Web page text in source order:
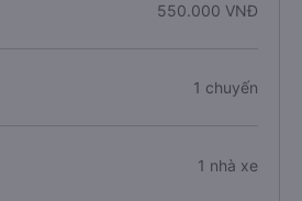
550.000 VNĐ
1 chuyến
1 nhà xe